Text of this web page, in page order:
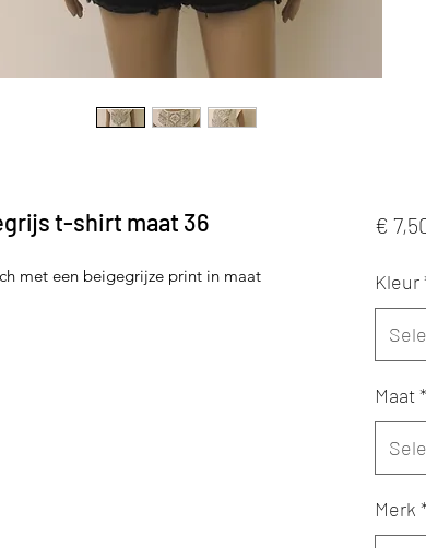
t-shirt maat 36
met een beigegrijze print in maat
€
Kleur
Maat*
Merk